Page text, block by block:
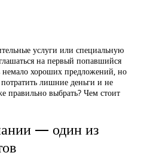
услуги или специальную
на первый попавшийся
немало хороших предложений, но
потратить лишние деньги и не
правильно выбрать? Чем стоит
— один из